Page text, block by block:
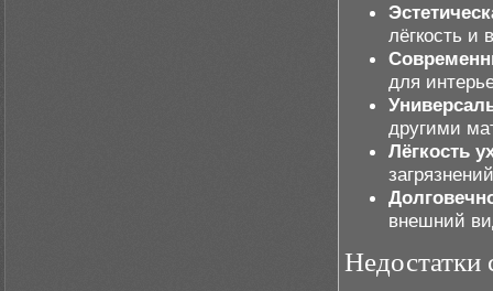
лёгкость и
для
другими
Лёгкость
внешний
Недостатки